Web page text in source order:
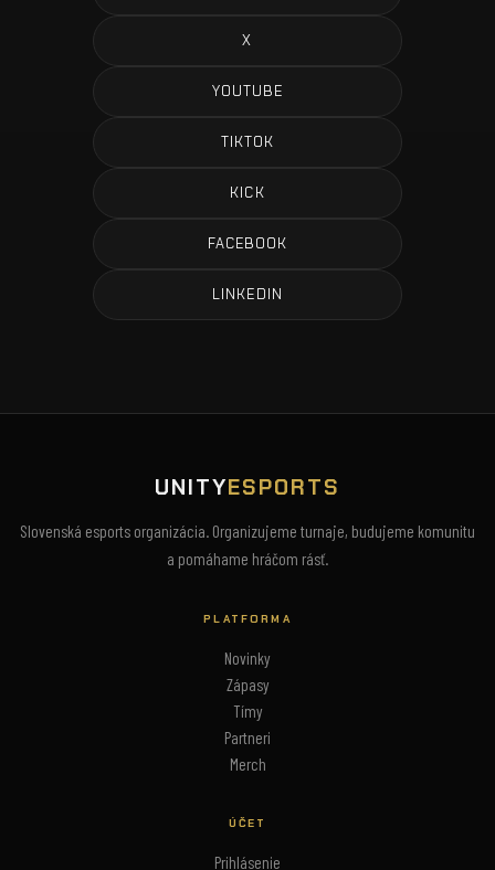
X
YOUTUBE
TIKTOK
KICK
FACEBOOK
LINKEDIN
UNITYESPORTS
Slovenská esports organizácia. Organizujeme turnaje, budujeme komunitu
a pomáhame hráčom rásť.
PLATFORMA
Novinky
Zápasy
Tímy
Partneri
Merch
ÚČET
Prihlásenie